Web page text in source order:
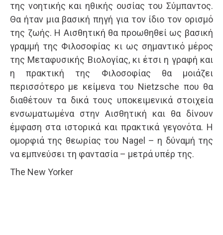
της νοητικής και ηθικής ουσίας του Σύμπαντος.
Θα ήταν μια βασική πηγή για τον ίδιο τον ορισμό
της ζωής. Η Αισθητική θα προωθηθεί ως βασική
γραμμή της Φιλοσοφίας κι ως σημαντικό μέρος
της Μεταφυσικής Βιολογίας, κι έτσι η γραφή και
η πρακτική της Φιλοσοφίας θα μοιάζει
περισσότερο με κείμενα του Nietzsche που θα
διαθέτουν τα δικά τους υποκειμενικά στοιχεία
ενσωματωμένα στην Αισθητική και θα δίνουν
έμφαση στα ιστορικά και πρακτικά γεγονότα. Η
ομορφιά της θεωρίας του Nagel – η δύναμή της
να εμπνεύσει τη φαντασία – μετρά υπέρ της.
The New Yorker